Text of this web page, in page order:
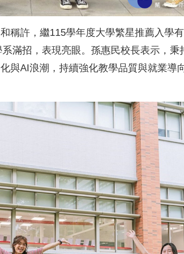
稱許，繼115學年度大學繁星推薦入學
滿招，表現亮眼。孫惠民校長表示，秉
與AI浪潮，持續強化教學品質與就業導